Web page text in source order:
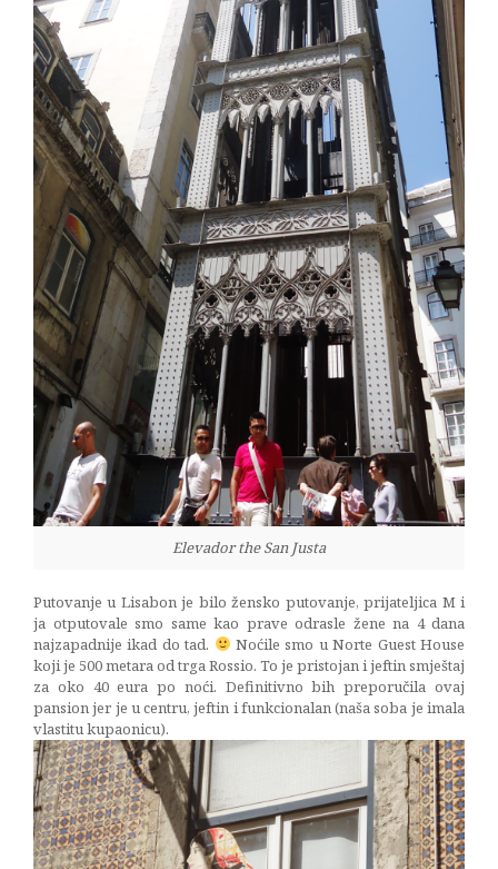
Elevador the San Justa
Putovanje u Lisabon je bilo žensko putovanje, prijateljica M i
ja otputovale smo same kao prave odrasle žene na 4 dana
najzapadnije ikad do tad.
Noćile smo u Norte Guest House
koji je 500 metara od trga Rossio. To je pristojan i jeftin smještaj
za oko 40 eura po noći. Definitivno bih preporučila ovaj
pansion jer je u centru, jeftin i funkcionalan (naša soba je imala
vlastitu kupaonicu).